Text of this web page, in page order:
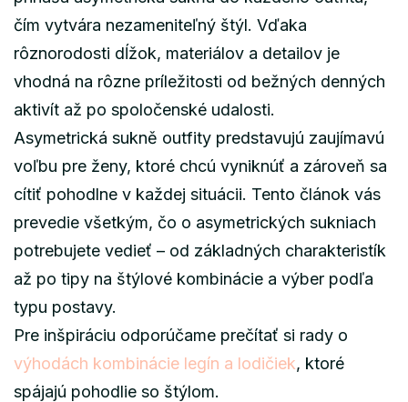
čím vytvára nezameniteľný štýl. Vďaka
rôznorodosti dĺžok, materiálov a detailov je
vhodná na rôzne príležitosti od bežných denných
aktivít až po spoločenské udalosti.
Asymetrická sukně outfity predstavujú zaujímavú
voľbu pre ženy, ktoré chcú vyniknúť a zároveň sa
cítiť pohodlne v každej situácii. Tento článok vás
prevedie všetkým, čo o asymetrických sukniach
potrebujete vedieť – od základných charakteristík
až po tipy na štýlové kombinácie a výber podľa
typu postavy.
Pre inšpiráciu odporúčame prečítať si rady o
výhodách kombinácie legín a lodičiek, ktoré
spájajú pohodlie so štýlom.